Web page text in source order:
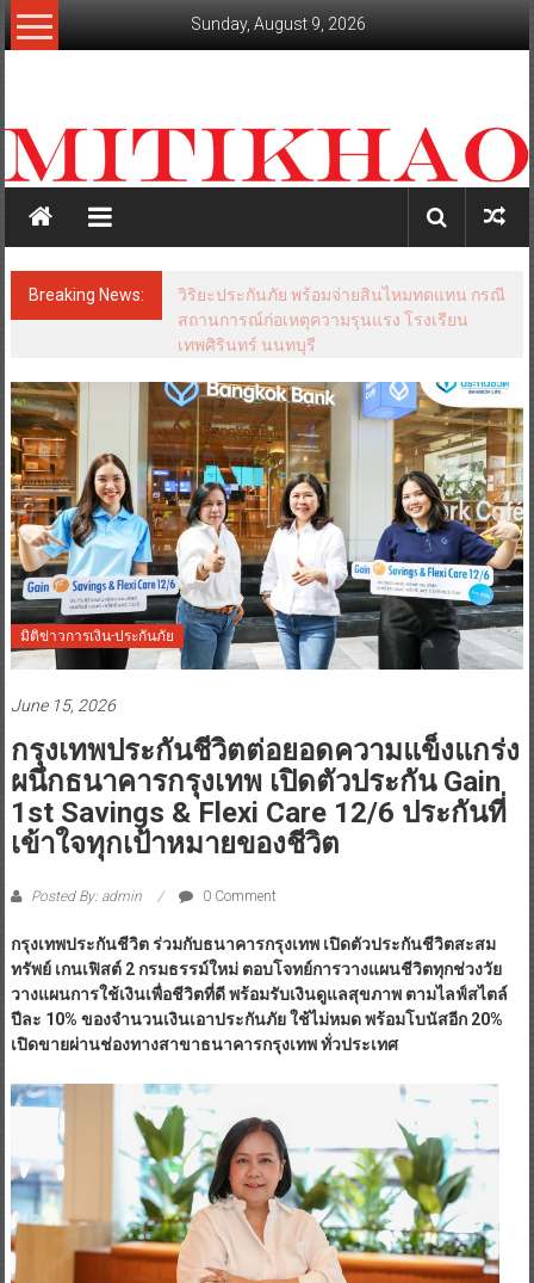
Skip
to
Sunday, August 9, 2026
สะท้อน
ลึก
เหลี่ยม
มุม
เศรษฐกิจ-
การเมือง-
Breaking News:
วิริยะประกันภัย พร้อมจ่ายสินไหมทดแทน กรณี
สถานการณ์ก่อเหตุความรุนแรง โรงเรียน
เทพศิรินทร์ นนทบุรี
มิติข่าวการเงิน-ประกันภัย
June 15, 2026
กรุงเทพประกันชีวิตต่อยอดความแข็งแกร่ง
ผนึกธนาคารกรุงเทพ เปิดตัวประกัน Gain
1st Savings & Flexi Care 12/6 ประกันที่
เข้าใจทุกเป้าหมายของชีวิต
Posted By: admin 0 Comment
กรุงเทพประกันชีวิต ร่วมกับธนาคารกรุงเทพ เปิดตัวประกันชีวิตสะสม
ทรัพย์ เกนเฟิสต์ 2 กรมธรรม์ใหม่ ตอบโจทย์การวางแผนชีวิตทุกช่วงวัย
วางแผนการใช้เงินเพื่อชีวิตที่ดี พร้อมรับเงินดูแลสุขภาพ ตามไลฟ์สไตล์
ปีละ 10% ของจำนวนเงินเอาประกันภัย ใช้ไม่หมด พร้อมโบนัสอีก 20%
เปิดขายผ่านช่องทางสาขาธนาคารกรุงเทพ ทั่วประเทศ